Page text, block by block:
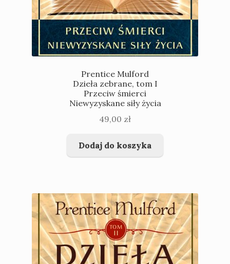
Prentice Mulford
Dzieła zebrane, tom I
Przeciw śmierci
Niewyzyskane siły życia
49,00 zł
Dodaj do koszyka